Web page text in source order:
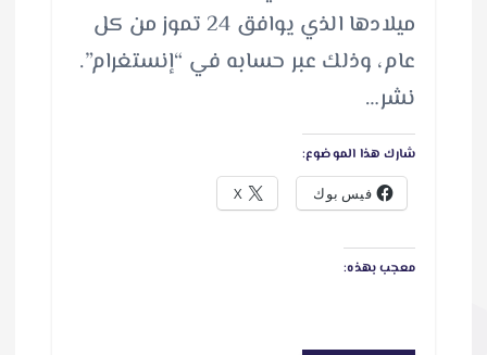
ميلادها الذي يوافق 24 تموز من كل
عام، وذلك عبر حسابه في “إنستغرام”.
نشر…
شارك هذا الموضوع:
فيس بوك X
معجب بهذه: